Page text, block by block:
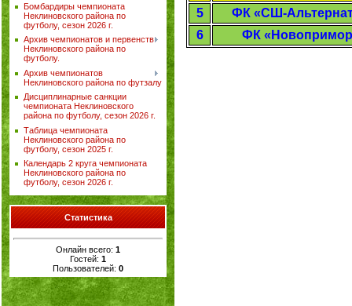
Бомбардиры чемпионата
Неклиновского района по
футболу, сезон 2026 г.
Архив чемпионатов и первенств
Неклиновского района по
футболу.
Архив чемпионатов
Неклиновского района по футзалу
Дисциплинарные санкции
чемпионата Неклиновского
района по футболу, сезон 2026 г.
Таблица чемпионата
Неклиновского района по
футболу, сезон 2025 г.
Календарь 2 круга чемпионата
Неклиновского района по
футболу, сезон 2026 г.
Статистика
Онлайн всего: 1
Гостей: 1
Пользователей: 0
5
ФК «СШ-
6
ФК